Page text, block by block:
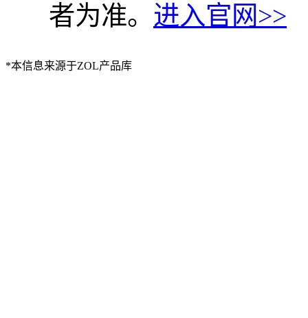
者为准。 进入官网>>
*本信息来源于ZOL产品库